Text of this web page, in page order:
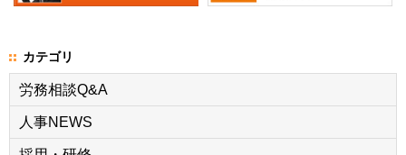
カテゴリ
労務相談Q&A
人事NEWS